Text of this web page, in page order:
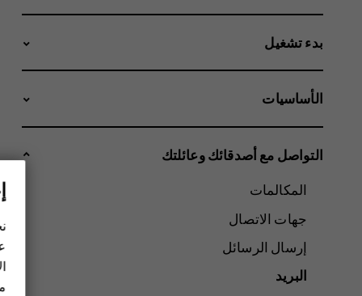
بدء تشغيل
الأساسيات
التواصل مع أصدقائك وعائلتك
المكالمات
جهات الاتصال
إرسال الرسائل
البريد